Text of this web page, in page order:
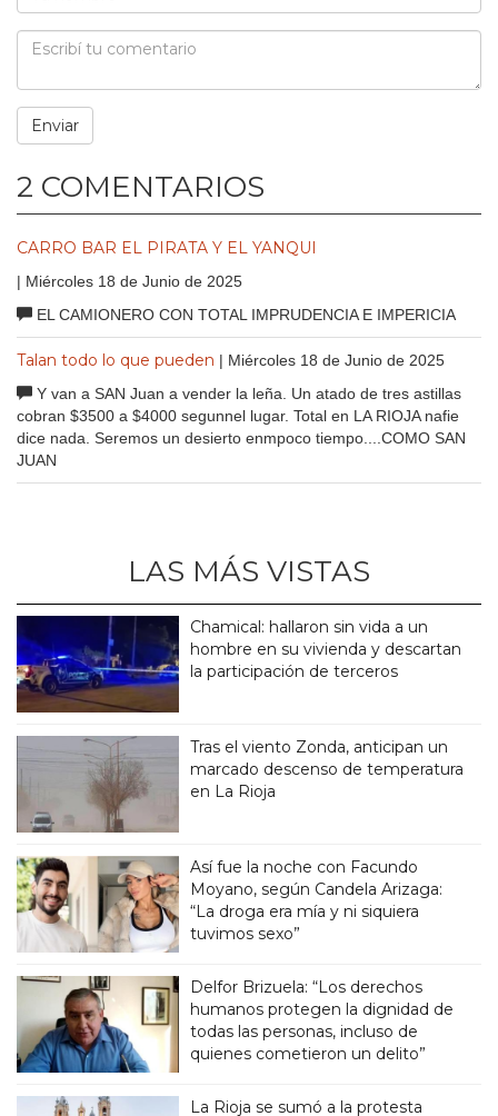
2 COMENTARIOS
CARRO BAR EL PIRATA Y EL YANQUI
| Miércoles 18 de Junio de 2025
EL CAMIONERO CON TOTAL IMPRUDENCIA E IMPERICIA
Talan todo lo que pueden | Miércoles 18 de Junio de 2025
Y van a SAN Juan a vender la leña. Un atado de tres astillas
cobran $3500 a $4000 segunnel lugar. Total en LA RIOJA nafie
dice nada. Seremos un desierto enmpoco tiempo....COMO SAN
JUAN
LAS MÁS VISTAS
Chamical: hallaron sin vida a un
hombre en su vivienda y descartan
la participación de terceros
Tras el viento Zonda, anticipan un
marcado descenso de temperatura
en La Rioja
Así fue la noche con Facundo
Moyano, según Candela Arizaga:
“La droga era mía y ni siquiera
tuvimos sexo”
Delfor Brizuela: “Los derechos
humanos protegen la dignidad de
todas las personas, incluso de
quienes cometieron un delito”
La Rioja se sumó a la protesta